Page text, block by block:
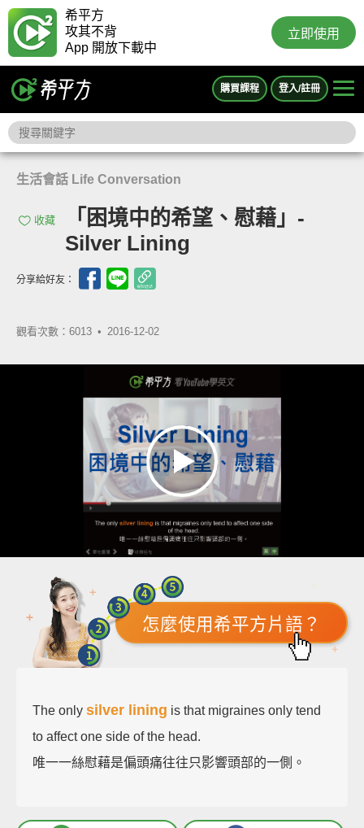
希平方
攻其不背
App 開放下載中
立即使用
購買課程 登入/註冊
生活會話 Life Conversation
收藏
「困境中的希望、慰藉」-
Silver Lining
分享給好友：
觀看次數：6013 • 2016-12-02
怎麼使用希平方片語？
The only silver lining is that migraines only tend
to affect one side of the head.
唯一一絲慰藉是偏頭痛往往只影響頭部的一側。